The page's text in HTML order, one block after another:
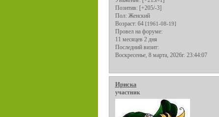
Позитив: [+205/-3]
Пол: Женский
Возраст: 64 [1961-08-19]
Провел на форуме:
11 месяцев 2 дня
Последний визит:
Воскресенье, 8 марта, 2026г. 23:44:07
Ириска
участник